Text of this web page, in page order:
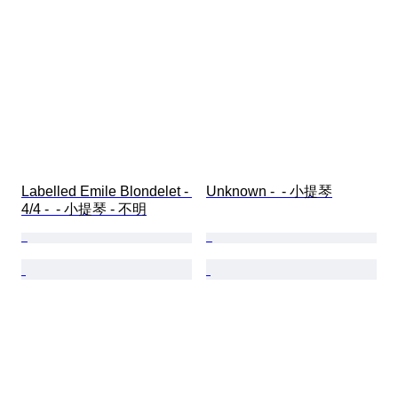
Labelled Emile Blondelet -
4/4 -  - 小提琴 - 不明
Unknown -  - 小提琴